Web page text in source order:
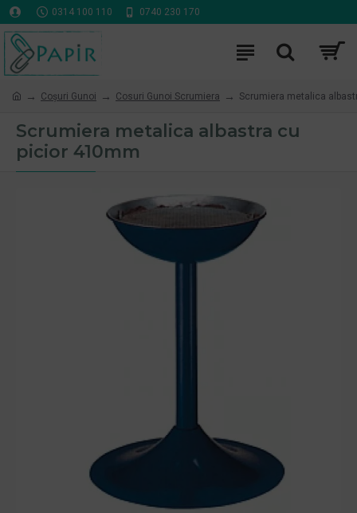
0314 100 110 0740 230 170
Coşuri Gunoi Cosuri Gunoi Scrumiera Scrumiera metalica
Scrumiera metalica albastra cu
picior 410mm